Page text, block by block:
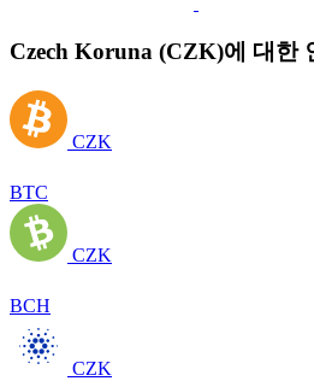
Czech Koruna (CZK)에 대한
CZK
BTC
CZK
BCH
CZK